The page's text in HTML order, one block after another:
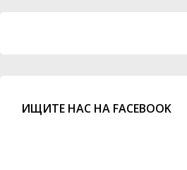
ИЩИТЕ НАС НА FACEBOOK